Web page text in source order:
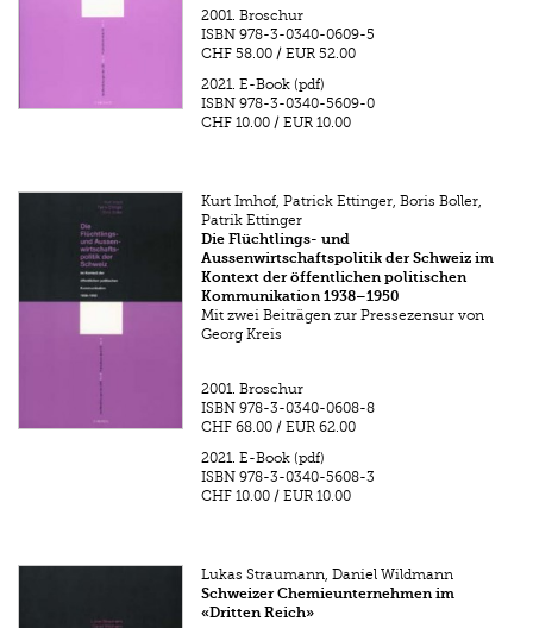
2001. Broschur
ISBN 978-3-0340-0609-5
CHF 58.00 /EUR 52.00
2021. E-Book (pdf)
ISBN 978-3-0340-5609-0
CHF 10.00 /EUR 10.00
Kurt Imhof, Patrick Ettinger, Boris Boller,
Patrik Ettinger
Die Flüchtlings- und
Aussenwirtschaftspolitik der Schweiz im
Kontext der öffentlichen politischen
Kommunikation 1938–1950
Mit zwei Beiträgen zur Pressezensur von
Georg Kreis
2001. Broschur
ISBN 978-3-0340-0608-8
CHF 68.00 /EUR 62.00
2021. E-Book (pdf)
ISBN 978-3-0340-5608-3
CHF 10.00 /EUR 10.00
Lukas Straumann, Daniel Wildmann
Schweizer Chemieunternehmen im
«Dritten Reich»